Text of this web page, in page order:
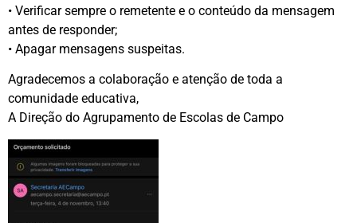
• Verificar sempre o remetente e o conteúdo da mensagem
antes de responder;
• Apagar mensagens suspeitas.
Agradecemos a colaboração e atenção de toda a
comunidade educativa,
A Direção do Agrupamento de Escolas de Campo